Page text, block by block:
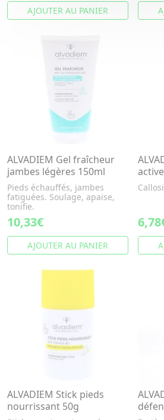
AJOUTER AU PANIER
ALVADIEM Gel fraîcheur
jambes légères 150ml
Pieds échauffés, jambes
fatiguées. Soulage, apaise,
tonifie.
10,33€
AJOUTER AU PANIER
ALVADIEM Stick pieds
nourrissant 50g